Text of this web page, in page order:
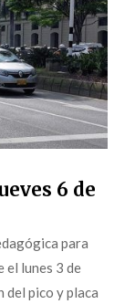
6 de
para
el lunes 3 de
del pico y placa